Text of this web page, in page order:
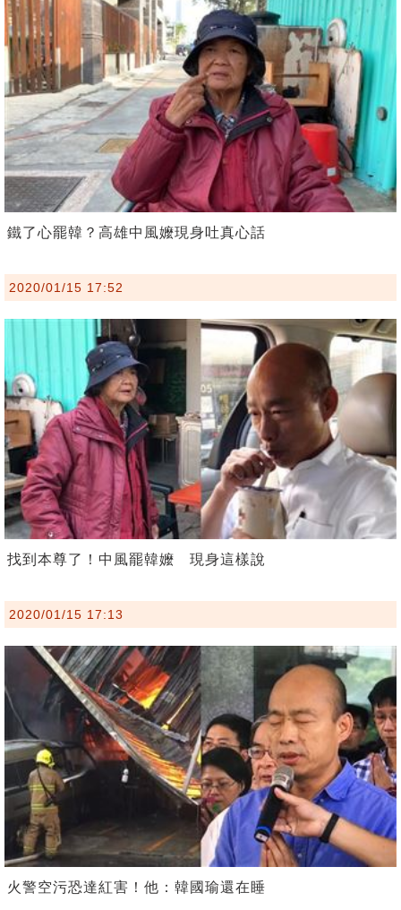
鐵了心罷韓？高雄中風嬤現身吐真心話
2020/01/15 17:52
找到本尊了！中風罷韓嬤 現身這樣說
2020/01/15 17:13
火警空污恐達紅害！他：韓國瑜還在睡